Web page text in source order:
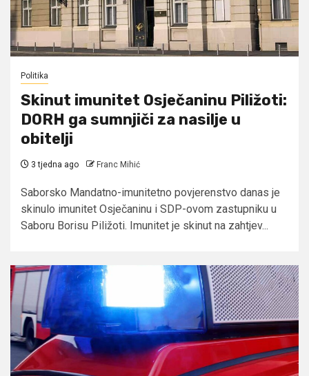
Politika
Skinut imunitet Osječaninu Piližoti:
DORH ga sumnjiči za nasilje u
obitelji
3 tjedna ago Franc Mihić
Saborsko Mandatno-imunitetno povjerenstvo danas je
skinulo imunitet Osječaninu i SDP-ovom zastupniku u
Saboru Borisu Piližoti. Imunitet je skinut na zahtjev...